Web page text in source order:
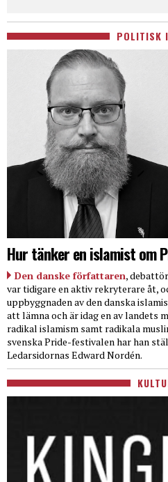
POLITISK
Hur tänker en islamist om
Den danske författaren,
var tidigare en aktiv rekryterare åt,
uppbyggnaden av den danska
att lämna och är idag en av landets
radikal islamism samt radikala
svenska Pride-festivalen har han
Ledarsidornas Edward Nordén.